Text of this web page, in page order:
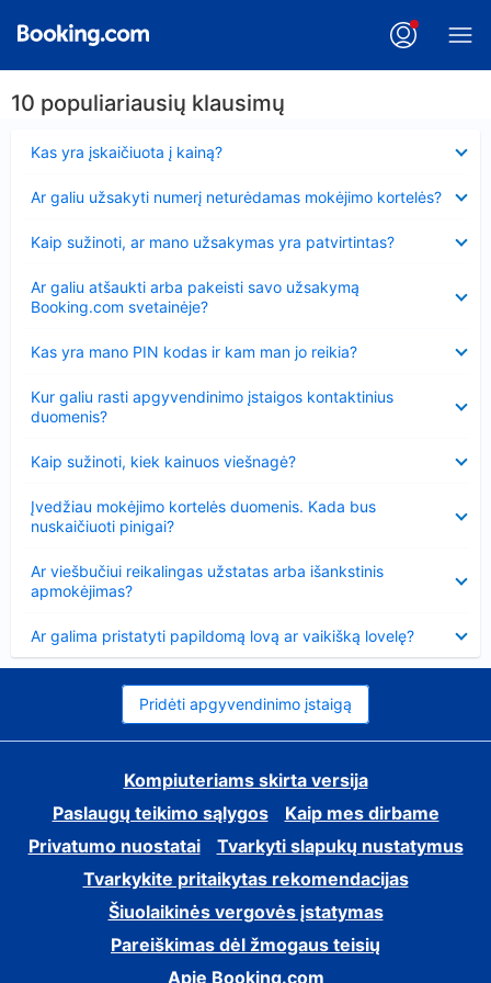
10 populiariausių klausimų
Kas yra įskaičiuota į kainą?
Ar galiu užsakyti numerį neturėdamas mokėjimo kortelės?
Kaip sužinoti, ar mano užsakymas yra patvirtintas?
Ar galiu atšaukti arba pakeisti savo užsakymą
Booking.com svetainėje?
Kas yra mano PIN kodas ir kam man jo reikia?
Kur galiu rasti apgyvendinimo įstaigos kontaktinius
duomenis?
Kaip sužinoti, kiek kainuos viešnagė?
Įvedžiau mokėjimo kortelės duomenis. Kada bus
nuskaičiuoti pinigai?
Ar viešbučiui reikalingas užstatas arba išankstinis
apmokėjimas?
Ar galima pristatyti papildomą lovą ar vaikišką lovelę?
Pridėti apgyvendinimo įstaigą
Kompiuteriams skirta versija
Paslaugų teikimo sąlygos
Kaip mes dirbame
Privatumo nuostatai
Tvarkyti slapukų nustatymus
Tvarkykite pritaikytas rekomendacijas
Šiuolaikinės vergovės įstatymas
Pareiškimas dėl žmogaus teisių
Apie Booking.com